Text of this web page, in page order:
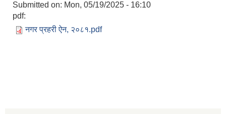
Submitted on: Mon, 05/19/2025 - 16:10
pdf:
नगर प्रहरी ऐन, २०८१.pdf